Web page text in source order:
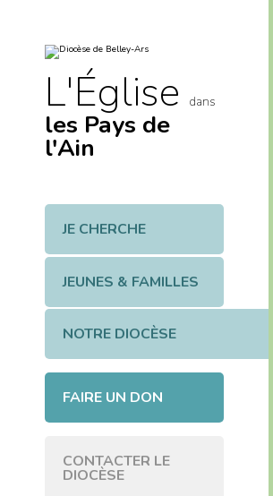
L'Église dans
les Pays de
l'Ain
JE CHERCHE
JEUNES & FAMILLES
NOTRE DIOCÈSE
FAIRE UN DON
CONTACTER LE
DIOCÈSE